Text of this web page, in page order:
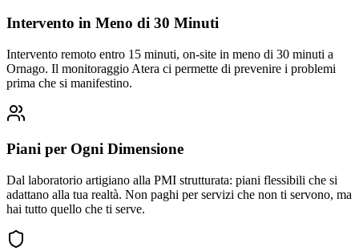
Intervento in Meno di 30 Minuti
Intervento remoto entro 15 minuti, on-site in meno di 30 minuti a
Ornago. Il monitoraggio Atera ci permette di prevenire i problemi
prima che si manifestino.
Piani per Ogni Dimensione
Dal laboratorio artigiano alla PMI strutturata: piani flessibili che si
adattano alla tua realtà. Non paghi per servizi che non ti servono, ma
hai tutto quello che ti serve.